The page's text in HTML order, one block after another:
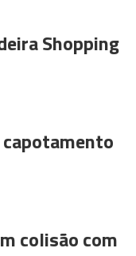
Shopping
colisão com